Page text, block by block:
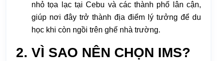
nhỏ tọa lạc tại Cebu và các thành phố lân cận,
giúp nơi đây trở thành địa điểm lý tưởng để du
học khi còn ngồi trên ghế nhà trường.
2. VÌ SAO NÊN CHỌN IMS?